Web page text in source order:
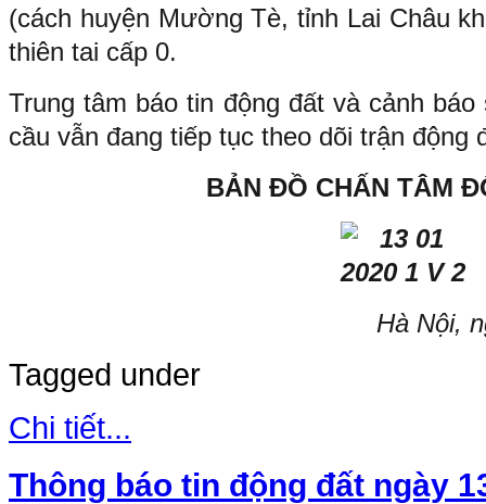
(cách huyện Mường Tè, tỉnh Lai Châu
thiên tai cấp 0.
Trung tâm báo tin động đất và cảnh
cầu vẫn đang tiếp tục theo dõi trận động
BẢN ĐỒ CHẤN TÂM
Hà Nội,
Tagged under
Chi tiết...
Thông báo tin động đất ngày